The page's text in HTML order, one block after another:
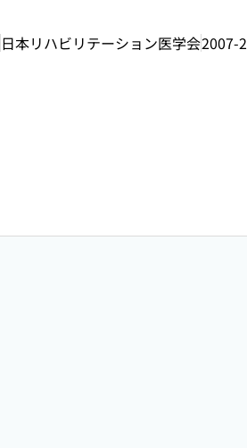
日本リハビリテーション医学会2007-